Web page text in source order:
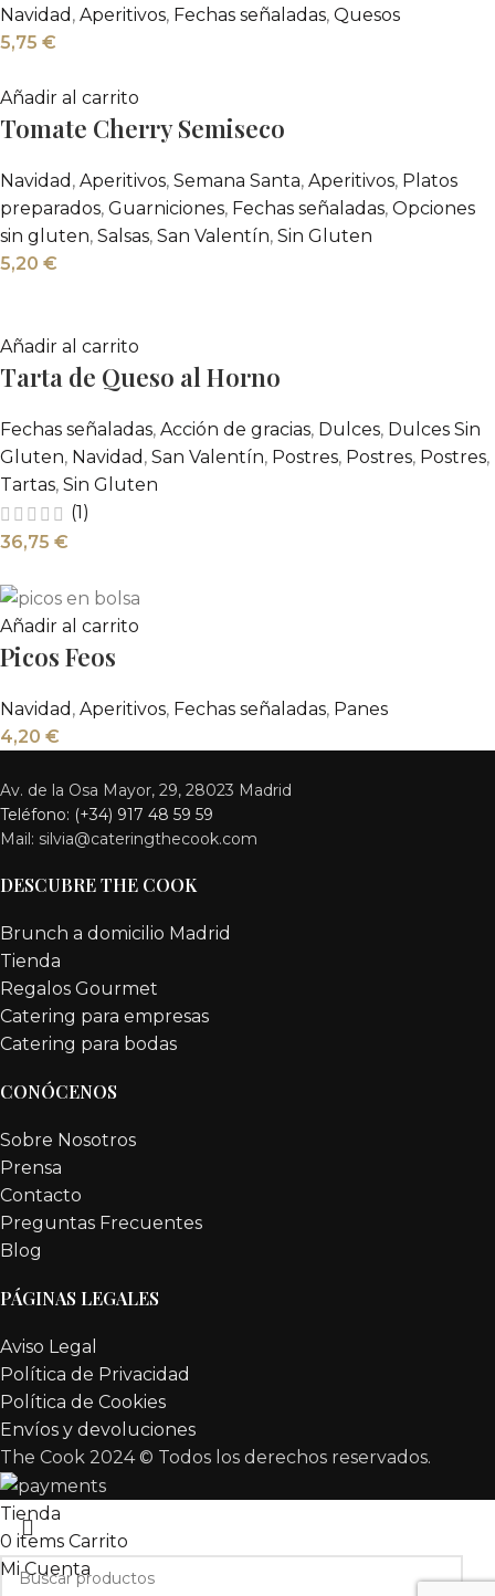
Navidad , Aperitivos, Fechas señaladas, Quesos
5,75 €
Añadir al carrito
Tomate Cherry Semiseco
Navidad , Aperitivos, Semana Santa, Aperitivos, Platos
preparados, Guarniciones, Fechas señaladas, Opciones
sin gluten, Salsas, San Valentín, Sin Gluten
5,20 €
Añadir al carrito
Tarta de Queso al Horno
Fechas señaladas, Acción de gracias, Dulces, Dulces Sin
Gluten, Navidad , San Valentín, Postres, Postres, Postres,
Tartas, Sin Gluten
(1)
36,75 €
Añadir al carrito
Picos Feos
Navidad , Aperitivos, Fechas señaladas, Panes
4,20 €
Av. de la Osa Mayor, 29, 28023 Madrid
Teléfono: (+34) 917 48 59 59
Mail: silvia@cateringthecook.com
DESCUBRE THE COOK
Brunch a domicilio Madrid
Tienda
Regalos Gourmet
Catering para empresas
Catering para bodas
CONÓCENOS
Sobre Nosotros
Prensa
Contacto
Preguntas Frecuentes
Blog
PÁGINAS LEGALES
Aviso Legal
Política de Privacidad
Política de Cookies
Envíos y devoluciones
The Cook 2024 © Todos los derechos reservados.
Tienda
0 items Carrito
Mi Cuenta